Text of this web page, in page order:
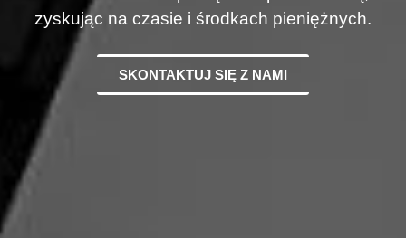
zyskując na czasie i środkach pieniężnych.
SKONTAKTUJ SIĘ Z NAMI